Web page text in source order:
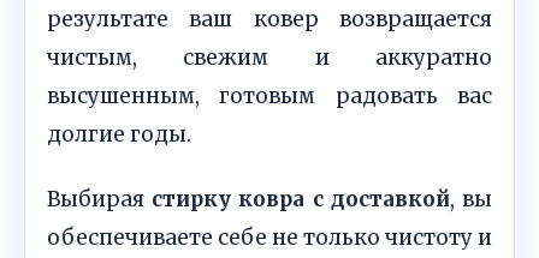
результате ваш ковер возвращается
чистым, свежим и аккуратно
высушенным, готовым радовать вас
долгие годы.
Выбирая стирку ковра с доставкой, вы
обеспечиваете себе не только чистоту и